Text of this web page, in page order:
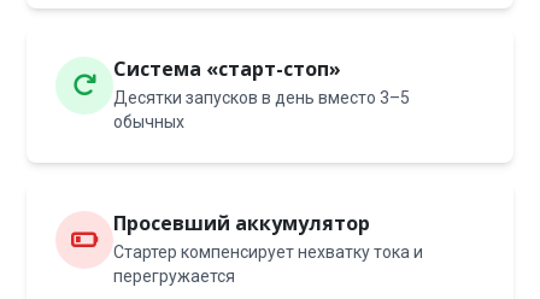
Система «старт-стоп»
Десятки запусков в день вместо 3–5
обычных
Просевший аккумулятор
Стартер компенсирует нехватку тока и
перегружается